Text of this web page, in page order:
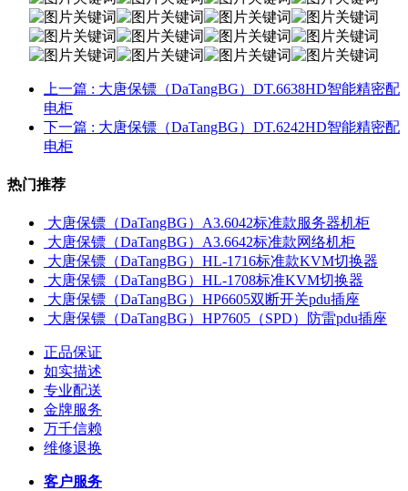
上一篇 : 大唐保镖（DaTangBG）DT.6638HD智能精密配
电柜
下一篇 : 大唐保镖（DaTangBG）DT.6242HD智能精密配
电柜
热门推荐
大唐保镖（DaTangBG）A3.6042标准款服务器机柜
大唐保镖（DaTangBG）A3.6642标准款网络机柜
大唐保镖（DaTangBG）HL-1716标准款KVM切换器
大唐保镖（DaTangBG）HL-1708标准KVM切换器
大唐保镖（DaTangBG）HP6605双断开关pdu插座
大唐保镖（DaTangBG）HP7605（SPD）防雷pdu插座
正品保证
如实描述
专业配送
金牌服务
万千信赖
维修退换
客户服务